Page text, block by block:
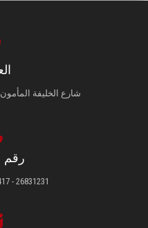
شارع الخليفة
رقم
26831231 - 26831417 - 26831474